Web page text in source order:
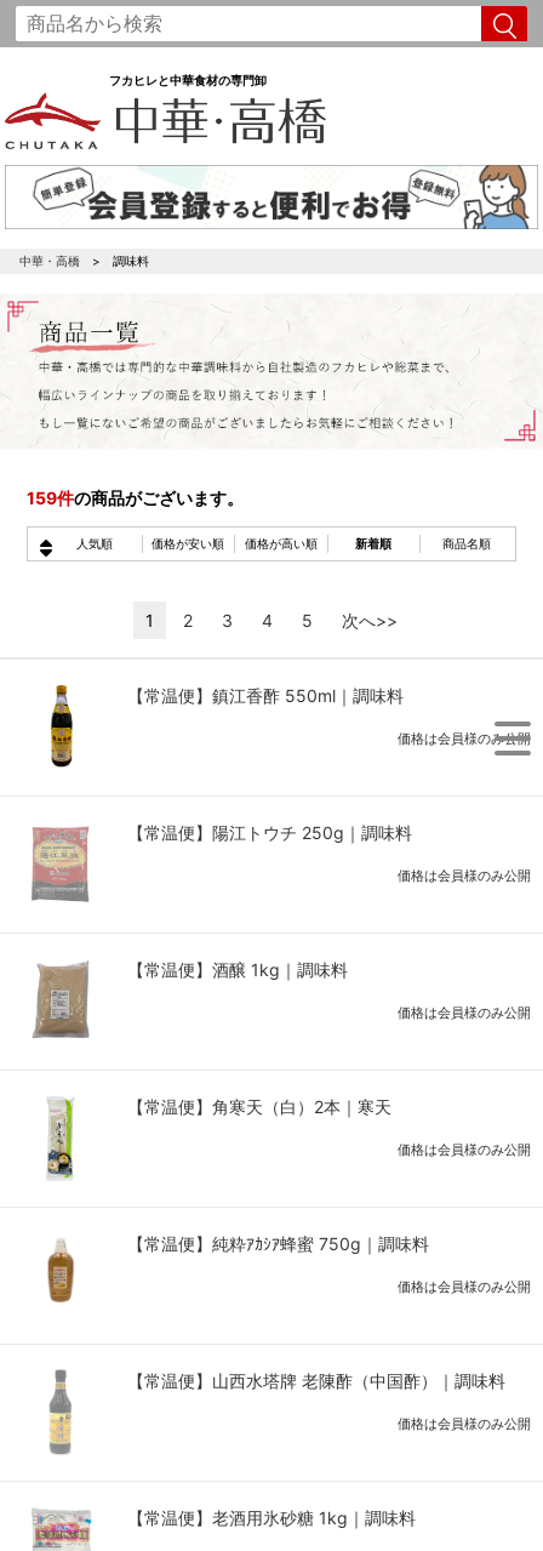
フカヒレと中華食材の専門卸
中華・高橋 調味料
159件の商品がございます。
人気順 価格が安い順 価格が高い順 新着順 商品名順
1 2 3 4 5 次へ>>
【常温便】鎮江香酢 550ml｜調味料
価格は会員様のみ公開
【常温便】陽江トウチ 250g｜調味料
価格は会員様のみ公開
【常温便】酒醸 1kg｜調味料
価格は会員様のみ公開
【常温便】角寒天（白）2本｜寒天
価格は会員様のみ公開
【常温便】純粋ｱｶｼｱ蜂蜜 750g｜調味料
価格は会員様のみ公開
【常温便】山西水塔牌 老陳酢（中国酢）｜調味料
価格は会員様のみ公開
【常温便】老酒用氷砂糖 1kg｜調味料